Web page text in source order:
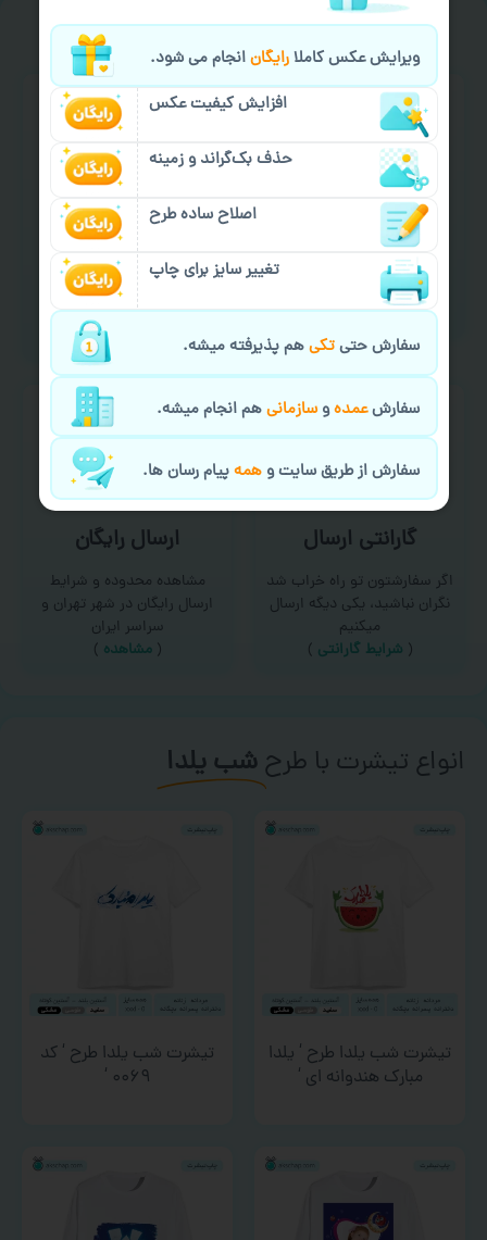
خیالت راحت ازسفارش گیری
سفارش گیری آنلاین
امکان سفارش از طریق چت و
سایت با پشتیبانی آنلاین
(تماس با ما‌)
چاپ عمده و فوری
برای درخواست خدمات چاپ
عمده و فوری با ما تماس
بگیرید
تماس با ما)
گارانتی ارسال
اگر سفارشتون تو راه خراب شد
نگران نباشید، یکی دیگه ارسال
میکنیم
( شرایط گارانتی )
ارسال رایگان
مشاهده محدوده و شرایط
ارسال رایگان در شهر تهران و
سراسر ایران
(مشاهده )
انواع تیشرت با طرحشب یلدا
تیشرت شب یلدا طرح ‘ یلدا
مبارک هندوانه ای ‘
تیشرت شب یلدا طرح ‘ کد
۰۰۶۹ ‘
ویرایش عکس کاملارایگانانجام می شود.
افزایش کیفیت عکس
حذف بک‌گراند و زمینه
اصلاح ساده طرح
تغییر سایز برای چاپ
سفارش حتیتکیهم پذیرفته میشه.
سفارشعمدهوسازمانیهم انجام میشه.
سفارش از طریق سایت وهمهپیام رسان ها.